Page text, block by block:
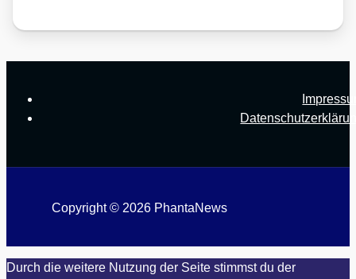
Copyright © 2026 PhantaNews
Durch die weitere Nutzung der Seite stimmst du der